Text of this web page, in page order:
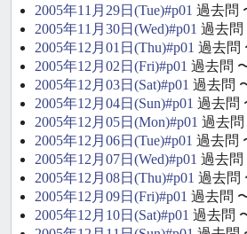
2005年11月29日(Tue)#p01 過去問
2005年11月30日(Wed)#p01 過去問
2005年12月01日(Thu)#p01 過去問
2005年12月02日(Fri)#p01 過去問
2005年12月03日(Sat)#p01 過去問
2005年12月04日(Sun)#p01 過去問
2005年12月05日(Mon)#p01 過去問
2005年12月06日(Tue)#p01 過去問
2005年12月07日(Wed)#p01 過去問
2005年12月08日(Thu)#p01 過去問
2005年12月09日(Fri)#p01 過去問
2005年12月10日(Sat)#p01 過去問